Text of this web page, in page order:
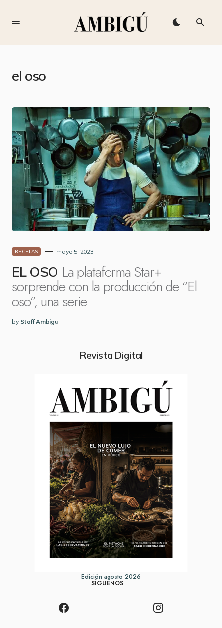
el oso
RECETAS mayo 5, 2023
EL OSO La plataforma Star+
sorprende con la producción de “El
oso”, una serie
by Staff Ambigu
Revista Digital
Edición agosto 2026
SÍGUENOS